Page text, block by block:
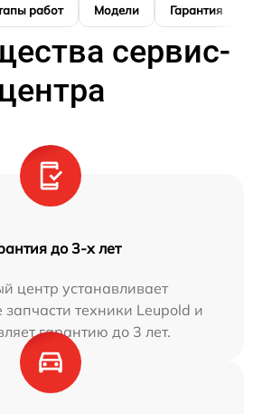
работ Модели Гарантия
сервис-
центра
до 3-х лет
центр устанавливает
техники Leupold и
гарантию до 3 лет.